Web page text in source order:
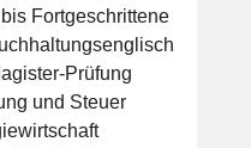
Fortgeschrittene
Prüfung
und Steuer